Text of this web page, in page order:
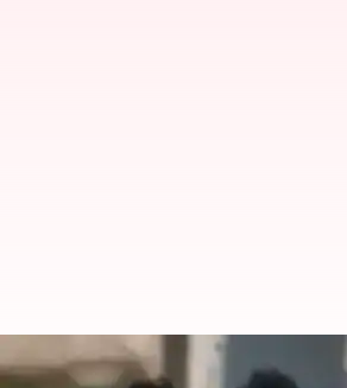
देसी जुगाड़: पंजाब के इस